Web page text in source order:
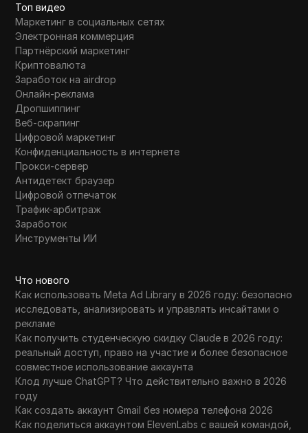
Топ видео
Маркетинг в социальных сетях
Электронная коммерция
Партнёрский маркетинг
Криптовалюта
Заработок на airdrop
Онлайн-реклама
Дропшиппинг
Веб-скрапинг
Цифровой маркетинг
Конфиденциальность в интернете
Прокси-сервер
Антидетект браузер
Цифровой отпечаток
Трафик-арбитраж
Заработок
Инструменты ИИ
Что нового
Как использовать Meta Ad Library в 2026 году: безопасно
исследовать, анализировать и управлять инсайтами о
рекламе
Как получить студенческую скидку Claude в 2026 году:
реальный доступ, право на участие и более безопасное
совместное использование аккаунта
Клод лучше ChatGPT? Что действительно важно в 2026
году
Как создать аккаунт Gmail без номера телефона 2026
Как поделиться аккаунтом ElevenLabs с вашей командой,